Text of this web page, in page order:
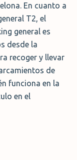
En cuanto a
T2, el
general es
desde la
recoger y llevar
de
funciona en la
en el